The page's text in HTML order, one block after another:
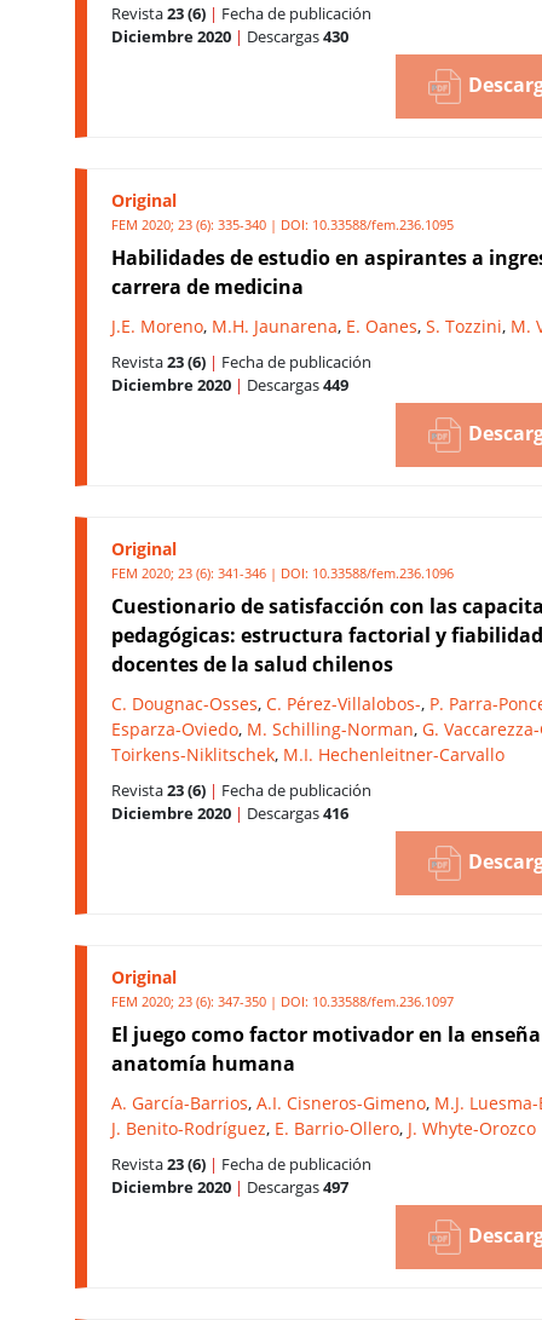
Revista23 (6) | Fecha de publicación
Diciembre 2020 | Descargas430
Original
FEM 2020; 23 (6): 335-340 | DOI: 10.33588/fem.236.1095
Habilidades de estudio en aspirantes a
carrera de medicina
J.E. Moreno, M.H. Jaunarena, E. Oanes, S. Tozzini, M.
Revista23 (6) | Fecha de publicación
Diciembre 2020 | Descargas449
Original
FEM 2020; 23 (6): 341-346 | DOI: 10.33588/fem.236.1096
Cuestionario de satisfacción con las
pedagógicas: estructura factorial y
docentes de la salud chilenos
C. Dougnac-Osses, C. Pérez-Villalobos-, P. Parra-
Esparza-Oviedo, M. Schilling-Norman, G.
Toirkens-Niklitschek, M.I. Hechenleitner-Carvallo
Revista23 (6) | Fecha de publicación
Diciembre 2020 | Descargas416
Original
FEM 2020; 23 (6): 347-350 | DOI: 10.33588/fem.236.1097
El juego como factor motivador en la
anatomía humana
A. García-Barrios, A.I. Cisneros-Gimeno, M.J.
J. Benito-Rodríguez, E. Barrio-Ollero, J. Whyte-Orozco
Revista23 (6) | Fecha de publicación
Diciembre 2020 | Descargas497